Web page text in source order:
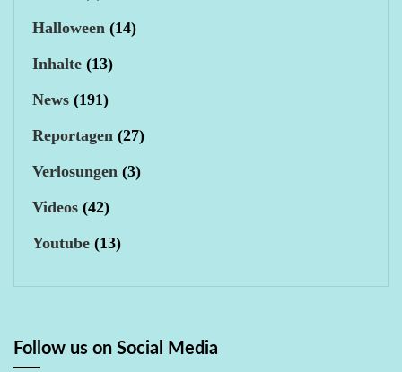
Halloween (14)
Inhalte (13)
News (191)
Reportagen (27)
Verlosungen (3)
Videos (42)
Youtube (13)
Follow us on Social Media